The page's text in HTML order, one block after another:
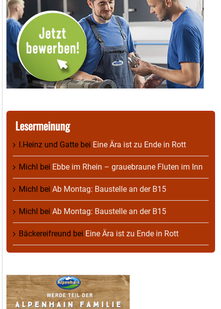
Lesermeinung
I.Heinz und Gatte bei Eine Ära ist zu Ende in Rott
Michl bei Ebbe im Rhein – grauebraune Fluten im Inn
Michl bei Ab Montag: Baustelle an der B15
Michl bei Ab Montag: Baustelle an der B15
Bäckereifreund bei Eine Ära ist zu Ende in Rott